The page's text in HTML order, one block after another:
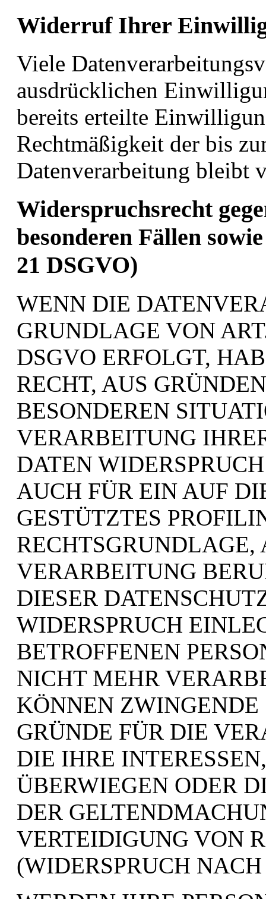
Widerruf Ihrer
Viele
ausdrücklichen
bereits erteilte
Rechtmäßigkeit der bis
Datenverarbeitung bleibt
Widerspruchsrecht
besonderen Fällen
21 DSGVO)
WENN DIE
GRUNDLAGE VON
DSGVO ERFOLGT,
RECHT, AUS
BESONDEREN
VERARBEITUNG
DATEN
AUCH FÜR EIN AUF
GESTÜTZTES
RECHTSGRUNDLAGE,
VERARBEITUNG
DIESER
WIDERSPRUCH
BETROFFENEN
NICHT MEHR
KÖNNEN
GRÜNDE FÜR DIE
DIE IHRE
ÜBERWIEGEN ODER
DER
VERTEIDIGUNG VON
(WIDERSPRUCH